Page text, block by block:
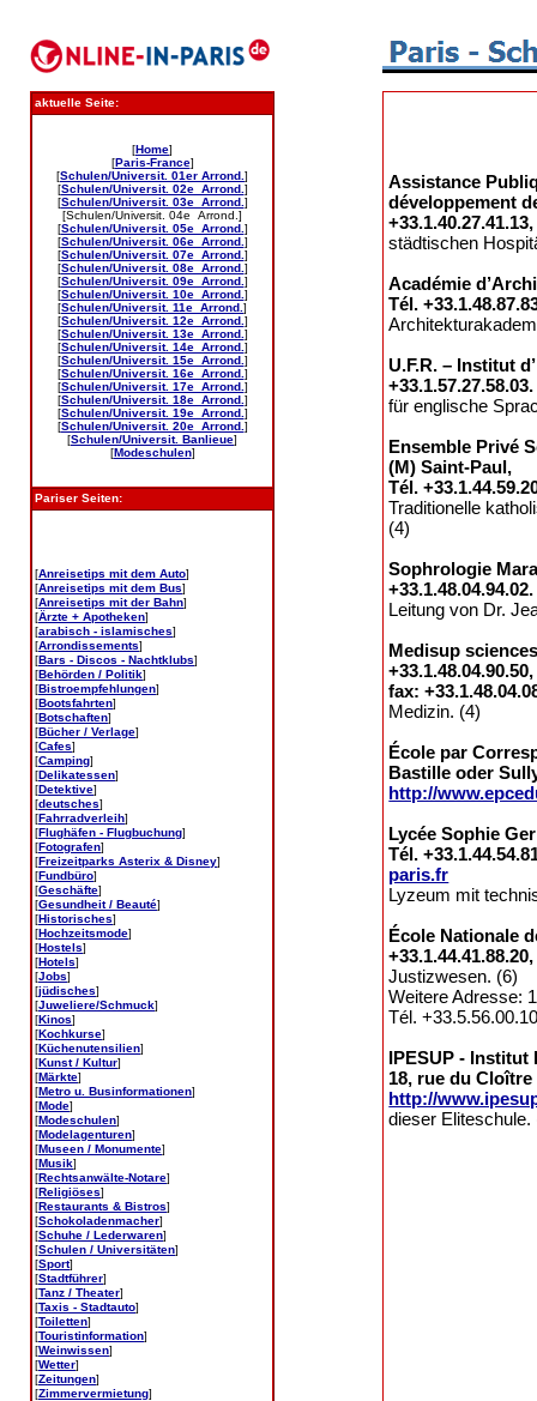
aktuelle Seite:
[Home]
[Paris-France]
[Schulen/Universit. 01er Arrond. ]
[Schulen/Universit. 02e Arrond. ]
[Schulen/Universit. 03e Arrond. ]
[Schulen/Universit. 04e Arrond.]
[Schulen/Universit. 05e Arrond. ]
[Schulen/Universit. 06e Arrond. ]
[Schulen/Universit. 07e Arrond. ]
[Schulen/Universit. 08e Arrond. ]
[Schulen/Universit. 09e Arrond. ]
[Schulen/Universit. 10e Arrond. ]
[Schulen/Universit. 11e Arrond. ]
[Schulen/Universit. 12e Arrond. ]
[Schulen/Universit. 13e Arrond. ]
[Schulen/Universit. 14e Arrond. ]
[Schulen/Universit. 15e Arrond. ]
[Schulen/Universit. 16e Arrond. ]
[Schulen/Universit. 17e Arrond. ]
[Schulen/Universit. 18e Arrond. ]
[Schulen/Universit. 19e Arrond. ]
[Schulen/Universit. 20e Arrond. ]
[Schulen/Universit. Banlieue]
[Modeschulen]
Pariser Seiten:
[Anreisetips mit dem Auto]
[Anreisetips mit dem Bus]
[Anreisetips mit der Bahn]
[Ärzte + Apotheken]
[arabisch - islamisches]
[Arrondissements]
[Bars - Discos - Nachtklubs]
[Behörden / Politik]
[Bistroempfehlungen]
[Bootsfahrten]
[Botschaften]
[Bücher / Verlage]
[Cafes]
[Camping]
[Delikatessen]
[Detektive]
[deutsches]
[Fahrradverleih]
[Flughäfen - Flugbuchung]
[Fotografen]
[Freizeitparks Asterix & Disney]
[Fundbüro]
[Geschäfte]
[Gesundheit / Beauté]
[Historisches]
[Hochzeitsmode]
[Hostels]
[Hotels]
[Jobs]
[jüdisches]
[Juweliere/Schmuck]
[Kinos]
[Kochkurse]
[Küchenutensilien]
[Kunst / Kultur]
[Märkte]
[Metro u. Businformationen]
[Mode]
[Modeschulen]
[Modelagenturen]
[Museen / Monumente]
[Musik]
[Rechtsanwälte-Notare]
[Religiöses]
[Restaurants & Bistros]
[Schokoladenmacher]
[Schuhe / Lederwaren]
[Schulen / Universitäten]
[Sport]
[Stadtführer]
[Tanz / Theater]
[Taxis - Stadtauto]
[Toiletten]
[Touristinformation]
[Weinwissen]
[Wetter]
[Zeitungen]
[Zimmervermietung]
Assistance
développement
städtischen
Académie
Tél.
U.F.R. – Institut
für englische
Ensemble Privé
(M) Saint-Paul,
Tél.
Traditionelle
(4)
Sophrologie
Leitung von Dr.
Medisup
+33.1.48.04.90.50,
fax:
Medizin. (4)
École par
Bastille oder
http://
Lycée Sophie
Tél.
paris.fr
Lyzeum mit
École Nationale
Justizwesen. (6)
Weitere Adresse:
Tél.
IPESUP - Institut
18, rue du Cloître
http://
dieser Eliteschule.